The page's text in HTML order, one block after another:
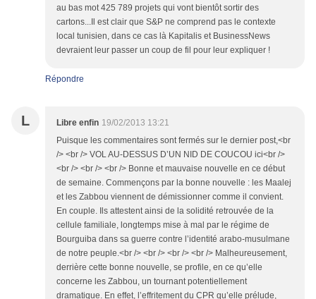
au bas mot 425 789 projets qui vont bientôt sortir des
cartons...Il est clair que S&P ne comprend pas le contexte
local tunisien, dans ce cas là Kapitalis et BusinessNews
devraient leur passer un coup de fil pour leur expliquer !
Répondre
L Libre enfin 19/02/2013 13:21
Puisque les commentaires sont fermés sur le dernier post,<br
/> <br /> VOL AU-DESSUS D’UN NID DE COUCOU ici<br />
<br /> <br /> <br /> Bonne et mauvaise nouvelle en ce début
de semaine. Commençons par la bonne nouvelle : les Maalej
et les Zabbou viennent de démissionner comme il convient.
En couple. Ils attestent ainsi de la solidité retrouvée de la
cellule familiale, longtemps mise à mal par le régime de
Bourguiba dans sa guerre contre l’identité arabo-musulmane
de notre peuple.<br /> <br /> <br /> <br /> Malheureusement,
derrière cette bonne nouvelle, se profile, en ce qu’elle
concerne les Zabbou, un tournant potentiellement
dramatique. En effet, l’effritement du CPR qu’elle prélude,